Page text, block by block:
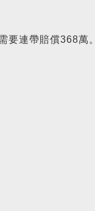
連帶賠償368萬。